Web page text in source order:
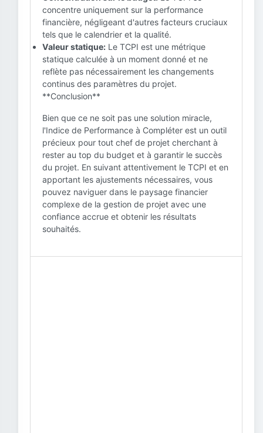
concentre uniquement sur la performance
financière, négligeant d'autres facteurs cruciaux
tels que le calendrier et la qualité.
Valeur statique: Le TCPI est une métrique
statique calculée à un moment donné et ne
reflète pas nécessairement les changements
continus des paramètres du projet.
**Conclusion**
Bien que ce ne soit pas une solution miracle,
l'Indice de Performance à Compléter est un outil
précieux pour tout chef de projet cherchant à
rester au top du budget et à garantir le succès
du projet. En suivant attentivement le TCPI et en
apportant les ajustements nécessaires, vous
pouvez naviguer dans le paysage financier
complexe de la gestion de projet avec une
confiance accrue et obtenir les résultats
souhaités.